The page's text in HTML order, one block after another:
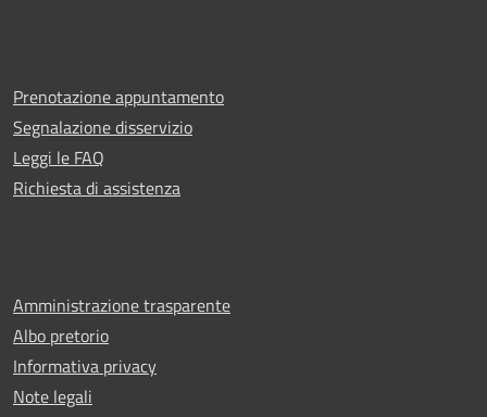
Prenotazione appuntamento
Segnalazione disservizio
Leggi le FAQ
Richiesta di assistenza
Amministrazione trasparente
Albo pretorio
Informativa privacy
Note legali